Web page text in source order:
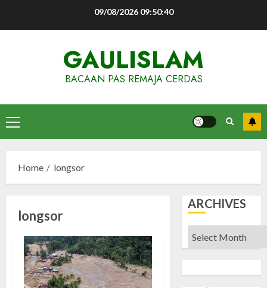
09/08/2026 09:50:41
GAULISLAM
BACAAN PAS REMAJA CERDAS
Primary
Menu
Home longsor
longsor
ARCHIVES
Archives